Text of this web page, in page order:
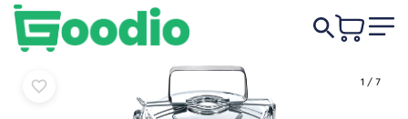
1 / 7
499 Kč Do košíku